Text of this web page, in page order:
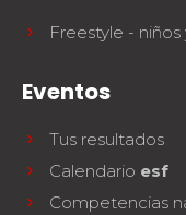
Freestyle -
Eventos
Tus resultados
Calendario esf
Competencias